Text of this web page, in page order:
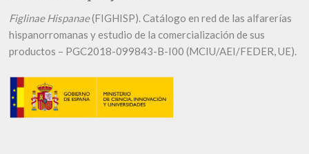
Figlinae Hispanae(FIGHISP). Catálogo en red de las alfarerías
hispanorromanas y estudio de la comercialización de sus
productos – PGC2018-099843-B-I00 (MCIU/AEI/FEDER, UE).